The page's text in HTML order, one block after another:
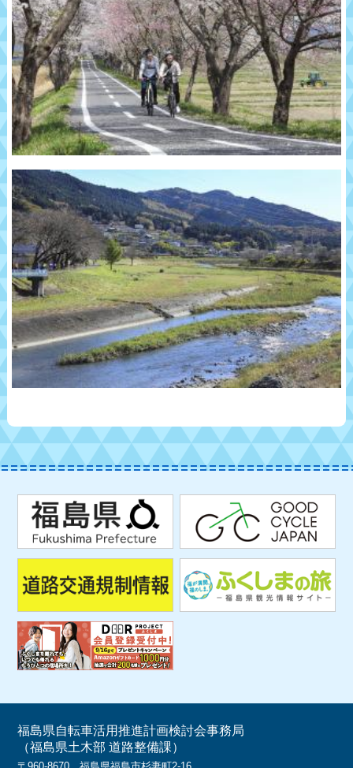
福島県自転車活用推進計画検討会事務局
（福島県土木部 道路整備課）